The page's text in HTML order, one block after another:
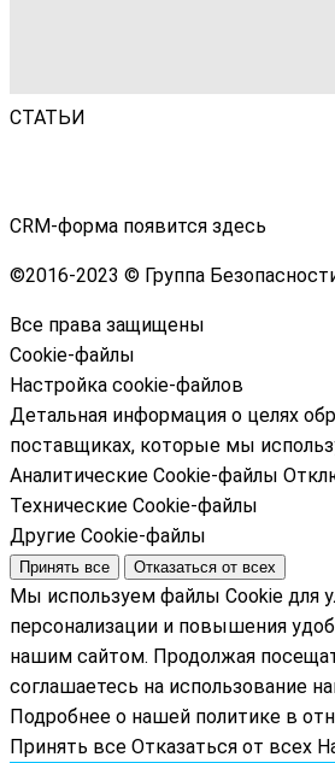
СТАТЬИ
CRM-форма появится здесь
©2016-2023 © Группа
Все права защищены
Cookie-файлы
Настройка cookie-файлов
Детальная информация о целях
поставщиках, которые мы
Аналитические Cookie-файлы
Технические Cookie-файлы
Другие Cookie-файлы
Принять все Отказаться от всех
Мы используем файлы Cookie для
персонализации и повышения
нашим сайтом. Продолжая
соглашаетесь на использование
Подробнее о нашей политике в
Принять все Отказаться от всех